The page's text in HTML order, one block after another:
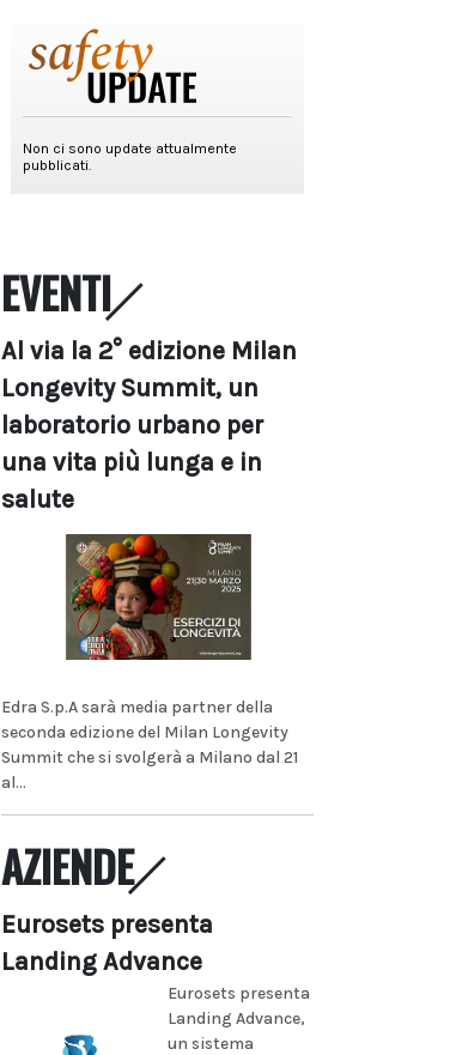
EVENTI
Al via la 2° edizione Milan
Longevity Summit, un
laboratorio urbano per
una vita più lunga e in
salute
Edra S.p.A sarà media partner della
seconda edizione del Milan Longevity
Summit che si svolgerà a Milano dal 21
al...
AZIENDE
Eurosets presenta
Landing Advance
Eurosets presenta
Landing Advance,
un sistema